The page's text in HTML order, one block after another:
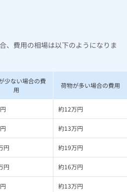
、費用の相場は以下のようになりま
少ない場合の費
用
荷物が多い場合の費用
約12万円
約13万円
円 約19万円
円 約16万円
約13万円